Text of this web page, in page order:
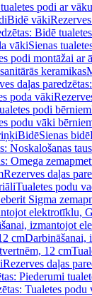
podi ar vāku
Bidē vāki
Bidē
vākiSienas
podi montāžai ar
keramikas
daļas
poda vāki
podi bērniem
podu vāki
BidēSienas bidē
Noskalošanas
Omega
Rezerves daļas
Tualetes podu
Sigma
elektrotīklu,
izmantojot
cmDarbināšanai,
12 cm
Rezerves daļas
Piederumi
Tualetes